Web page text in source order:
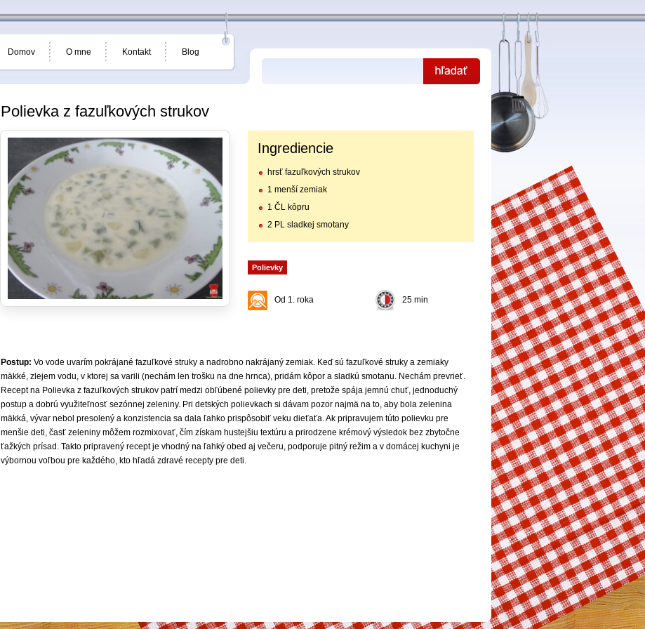
Domov O mne Kontakt Blog
Polievka z fazuľkových strukov
Ingrediencie
hrsť fazuľkových strukov
1 menší zemiak
1 ČL kôpru
2 PL sladkej smotany
Polievky
Od 1. roka 25 min
Postup: Vo vode uvarím pokrájané fazuľkové struky a nadrobno nakrájaný zemiak. Keď sú fazuľkové struky a zemiaky
mäkké, zlejem vodu, v ktorej sa varili (nechám len trošku na dne hrnca), pridám kôpor a sladkú smotanu. Nechám prevrieť.
Recept na Polievka z fazuľkových strukov patrí medzi obľúbené polievky pre deti, pretože spája jemnú chuť, jednoduchý
postup a dobrú využiteľnosť sezónnej zeleniny. Pri detských polievkach si dávam pozor najmä na to, aby bola zelenina
mäkká, vývar nebol presolený a konzistencia sa dala ľahko prispôsobiť veku dieťaťa. Ak pripravujem túto polievku pre
menšie deti, časť zeleniny môžem rozmixovať, čím získam hustejšiu textúru a prirodzene krémový výsledok bez zbytočne
ťažkých prísad. Takto pripravený recept je vhodný na ľahký obed aj večeru, podporuje pitný režim a v domácej kuchyni je
výbornou voľbou pre každého, kto hľadá zdravé recepty pre deti.